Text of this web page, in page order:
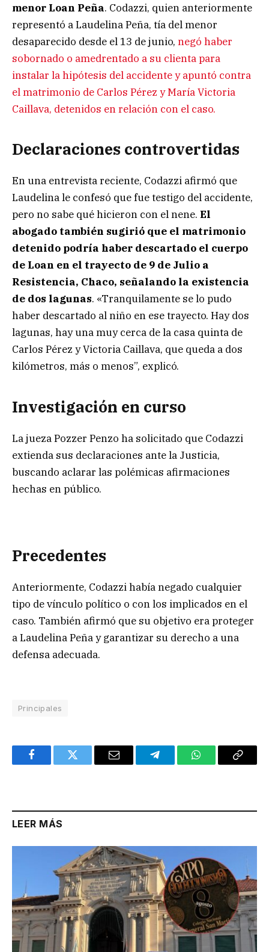
menor Loan Peña. Codazzi, quien anteriormente
representó a Laudelina Peña, tía del menor
desaparecido desde el 13 de junio, negó haber
sobornado o amedrentado a su clienta para
instalar la hipótesis del accidente y apuntó contra
el matrimonio de Carlos Pérez y María Victoria
Caillava, detenidos en relación con el caso.
Declaraciones controvertidas
En una entrevista reciente, Codazzi afirmó que
Laudelina le confesó que fue testigo del accidente,
pero no sabe qué hicieron con el nene. El
abogado también sugirió que el matrimonio
detenido podría haber descartado el cuerpo
de Loan en el trayecto de 9 de Julio a
Resistencia, Chaco, señalando la existencia
de dos lagunas. «Tranquilamente se lo pudo
haber descartado al niño en ese trayecto. Hay dos
lagunas, hay una muy cerca de la casa quinta de
Carlos Pérez y Victoria Caillava, que queda a dos
kilómetros, más o menos”, explicó.
Investigación en curso
La jueza Pozzer Penzo ha solicitado que Codazzi
extienda sus declaraciones ante la Justicia,
buscando aclarar las polémicas afirmaciones
hechas en público.
Precedentes
Anteriormente, Codazzi había negado cualquier
tipo de vínculo político o con los implicados en el
caso. También afirmó que su objetivo era proteger
a Laudelina Peña y garantizar su derecho a una
defensa adecuada.
Principales
FacebookTwitter Email TelegramWhatsAppCopy
LEER MÁS